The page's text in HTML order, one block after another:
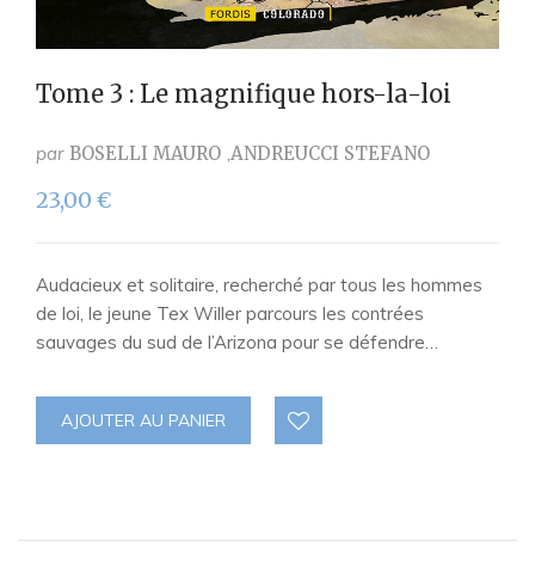
Tome 3 : Le magnifique hors-la-loi
par BOSELLI MAURO ANDREUCCI STEFANO
23,00 €
Audacieux et solitaire, recherché par tous les hommes
de loi, le jeune Tex Willer parcours les contrées
sauvages du sud de l’Arizona pour se défendre…
AJOUTER AU PANIER